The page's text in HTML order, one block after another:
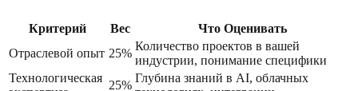
Критерий Вес
Что Оценивать
Отраслевой опыт 25%
Количество проектов в вашей
индустрии, понимание специфики
Технологическая
25%
Глубина знаний в AI, облачных